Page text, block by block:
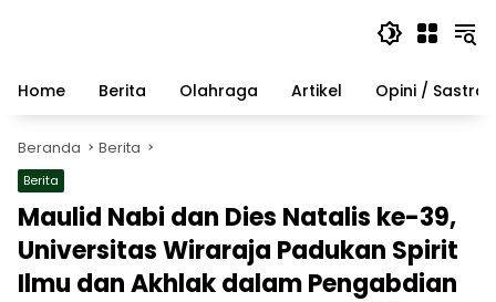
Home
Berita Olahraga Artikel Opini / Sastra
Beranda Berita
Berita
Maulid Nabi dan Dies Natalis ke-39,
Universitas Wiraraja Padukan Spirit
Ilmu dan Akhlak dalam Pengabdian